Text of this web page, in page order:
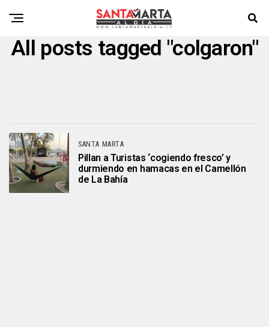
All posts tagged "colgaron"
SANTA MARTA
Pillan a Turistas ‘cogiendo fresco’ y
durmiendo en hamacas en el Camellón
de La Bahía